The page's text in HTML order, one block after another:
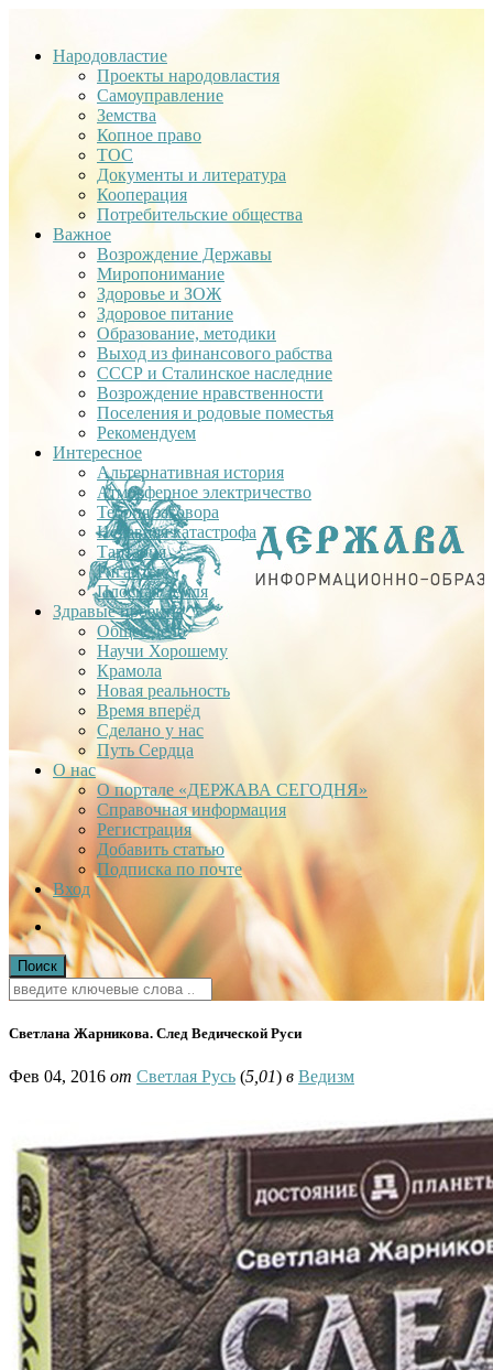
Народовластие
Проекты народовластия
Самоуправление
Земства
Копное право
ТОС
Документы и литература
Кооперация
Потребительские общества
Важное
Возрождение Державы
Миропонимание
Здоровье и ЗОЖ
Здоровое питание
Образование, методики
Выход из финансового рабства
СССР и Сталинское наследние
Возрождение нравственности
Поселения и родовые поместья
Рекомендуем
Интересное
Альтернативная история
Атмосферное электричество
Теория заговора
Недавняя катастрофа
Тартария
Гиганты
Плоская Земля
Здравые проекты
Общее дело
Научи Хорошему
Крамола
Новая реальность
Время вперёд
Сделано у нас
Путь Сердца
О нас
О портале «ДЕРЖАВА СЕГОДНЯ»
Справочная информация
Регистрация
Добавить статью
Подписка по почте
Вход
Светлана Жарникова. След Ведической Руси
Фев 04, 2016 от Светлая Русь (5,01) в Ведизм